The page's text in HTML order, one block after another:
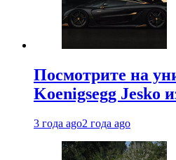
Посмотрите на
Koenigsegg Jesko
3 года ago2 года ago